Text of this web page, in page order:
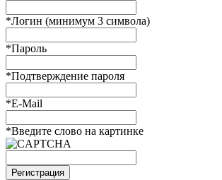
*Логин (минимум 3 символа)
*Пароль
*Подтверждение пароля
*E-Mail
*Введите слово на картинке